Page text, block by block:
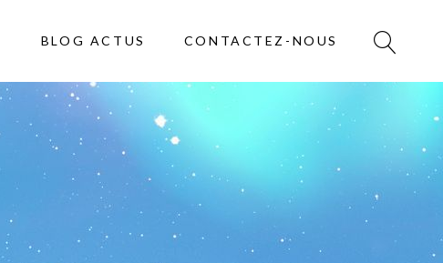
BLOG ACTUS CONTACTEZ-NOUS